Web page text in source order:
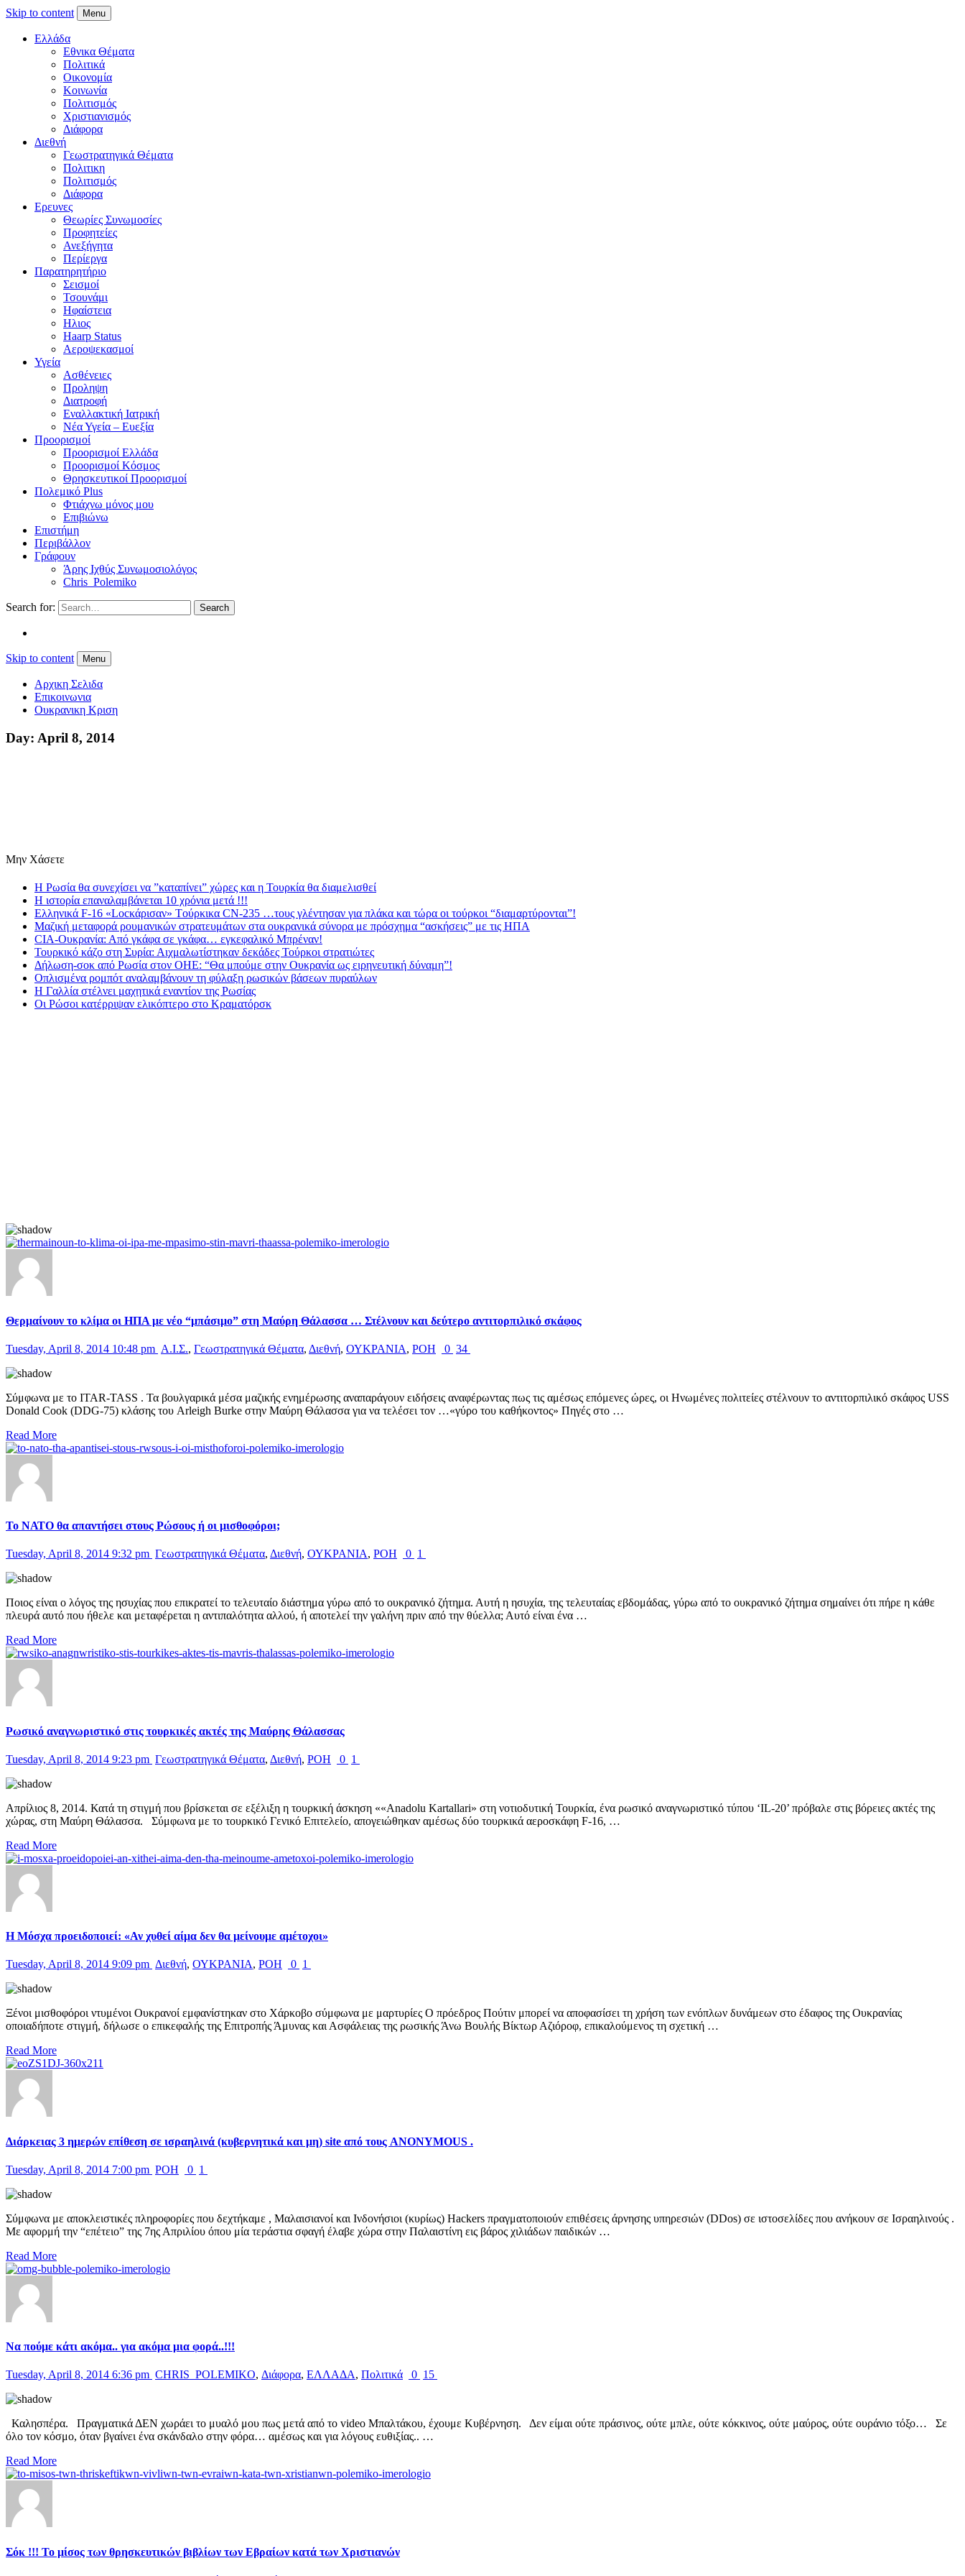
Skip to content Menu
Ελλάδα
Εθνικα Θέματα
Πολιτικά
Οικονομία
Κοινωνία
Πολιτισμός
Χριστιανισμός
Διάφορα
Διεθνή
Γεωστρατηγικά Θέματα
Πολιτικη
Πολιτισμός
Διάφορα
Ερευνες
Θεωρίες Συνωμοσίες
Προφητείες
Ανεξήγητα
Περίεργα
Παρατηρητήριο
Σεισμοί
Τσουνάμι
Ηφαίστεια
Ηλιος
Haarp Status
Αεροψεκασμοί
Υγεία
Ασθένειες
Προληψη
Διατροφή
Εναλλακτική Ιατρική
Νέα Υγεία – Ευεξία
Προορισμοί
Προορισμοί Ελλάδα
Προορισμοί Κόσμος
Θρησκευτικοί Προορισμοί
Πολεμικό Plus
Φτιάχνω μόνος μου
Επιβιώνω
Επιστήμη
Περιβάλλον
Γράφουν
Άρης Ιχθύς Συνωμοσιολόγος
Chris_Polemiko
Search for: Search
Skip to content Menu
Αρχικη Σελιδα
Επικοινωνια
Ουκρανικη Κριση
Day: April 8, 2014
Μην Χάσετε
Η Ρωσία θα συνεχίσει να ”καταπίνει” χώρες και η Τουρκία θα διαμελισθεί
Η ιστορία επαναλαμβάνεται 10 χρόνια μετά !!!
Eλληνικά F-16 «Locκάρισαν» Tούρκικα CN-235 …τους γλέντησαν για πλάκα και τώρα οι τούρκοι “διαμαρτύρονται”!
Mαζική μεταφορά ρουμανικών στρατευμάτων στα ουκρανικά σύνορα με πρόσχημα “ασκήσεις” με τις ΗΠΑ
CIA-Ουκρανία: Από γκάφα σε γκάφα… εγκεφαλικό Μπρέναν!
Τουρκικό κάζο στη Συρία: Αιχμαλωτίστηκαν δεκάδες Τούρκοι στρατιώτες
Δήλωση-σοκ από Ρωσία στον ΟΗΕ: “Θα μπούμε στην Ουκρανία ως ειρηνευτική δύναμη”!
Οπλισμένα ρομπότ αναλαμβάνουν τη φύλαξη ρωσικών βάσεων πυραύλων
Η Γαλλία στέλνει μαχητικά εναντίον της Ρωσίας
Οι Ρώσοι κατέρριψαν ελικόπτερο στο Κραματόρσκ
Θερμαίνουν το κλίμα οι ΗΠΑ με νέο “μπάσιμο” στη Μαύρη Θάλασσα … Στέλνουν και δεύτερο αντιτορπιλικό σκάφος
Tuesday, April 8, 2014 10:48 pm Α.Ι.Σ., Γεωστρατηγικά Θέματα, Διεθνή, ΟΥΚΡΑΝΙΑ, ΡΟΗ 0 34
Σύμφωνα με το ITAR-TASS . Τα βουλγαρικά μέσα μαζικής ενημέρωσης αναπαράγουν ειδήσεις αναφέρωντας πως τις αμέσως επόμενες ώρες, οι Ηνωμένες πολιτείες στέλνουν το αντιτορπιλικό σκάφος USS
Donald Cook (DDG-75) κλάσης του Arleigh Burke στην Μαύρη Θάλασσα για να τελέσει τον …«γύρο του καθήκοντος» Πηγές στο …
Read More
Το ΝΑΤΟ θα απαντήσει στους Ρώσους ή οι μισθοφόροι;
Tuesday, April 8, 2014 9:32 pm Γεωστρατηγικά Θέματα, Διεθνή, ΟΥΚΡΑΝΙΑ, ΡΟΗ 0 1
Ποιος είναι ο λόγος της ησυχίας που επικρατεί το τελευταίο διάστημα γύρω από το ουκρανικό ζήτημα. Αυτή η ησυχία, της τελευταίας εβδομάδας, γύρω από το ουκρανικό ζήτημα σημαίνει ότι πήρε η κάθε
πλευρά αυτό που ήθελε και μεταφέρεται η αντιπαλότητα αλλού, ή αποτελεί την γαλήνη πριν από την θύελλα; Αυτό είναι ένα …
Read More
Ρωσικό αναγνωριστικό στις τουρκικές ακτές της Μαύρης Θάλασσας
Tuesday, April 8, 2014 9:23 pm Γεωστρατηγικά Θέματα, Διεθνή, ΡΟΗ 0 1
Απρίλιος 8, 2014. Κατά τη στιγμή που βρίσκεται σε εξέλιξη η τουρκική άσκηση ««Anadolu Kartallari» στη νοτιοδυτική Τουρκία, ένα ρωσικό αναγνωριστικό τύπου ‘IL-20’ πρόβαλε στις βόρειες ακτές της
χώρας, στη Μαύρη Θάλασσα. Σύμφωνα με το τουρκικό Γενικό Επιτελείο, απογειώθηκαν αμέσως δύο τουρκικά αεροσκάφη F-16, …
Read More
Η Μόσχα προειδοποιεί: «Αν χυθεί αίμα δεν θα μείνουμε αμέτοχοι»
Tuesday, April 8, 2014 9:09 pm Διεθνή, ΟΥΚΡΑΝΙΑ, ΡΟΗ 0 1
Ξένοι μισθοφόροι ντυμένοι Ουκρανοί εμφανίστηκαν στο Χάρκοβο σύμφωνα με μαρτυρίες Ο πρόεδρος Πούτιν μπορεί να αποφασίσει τη χρήση των ενόπλων δυνάμεων στο έδαφος της Ουκρανίας
οποιαδήποτε στιγμή, δήλωσε ο επικεφαλής της Επιτροπής Άμυνας και Ασφάλειας της ρωσικής Άνω Βουλής Βίκτωρ Αζιόροφ, επικαλούμενος τη σχετική …
Read More
Διάρκειας 3 ημερών επίθεση σε ισραηλινά (κυβερνητικά και μη) site από τους ANONYMOUS .
Tuesday, April 8, 2014 7:00 pm ΡΟΗ 0 1
Σύμφωνα με αποκλειστικές πληροφορίες που δεχτήκαμε , Μαλαισιανοί και Ινδονήσιοι (κυρίως) Hackers πραγματοποιούν επιθέσεις άρνησης υπηρεσιών (DDos) σε ιστοσελίδες που ανήκουν σε Ισραηλινούς .
Με αφορμή την “επέτειο” της 7ης Απριλίου όπου μία τεράστια σφαγή έλαβε χώρα στην Παλαιστίνη εις βάρος χιλιάδων παιδικών …
Read More
Να πούμε κάτι ακόμα.. για ακόμα μια φορά..!!!
Tuesday, April 8, 2014 6:36 pm CHRIS_POLEMIKO, Διάφορα, ΕΛΛΑΔΑ, Πολιτικά 0 15
Καλησπέρα. Πραγματικά ΔΕΝ χωράει το μυαλό μου πως μετά από το video Μπαλτάκου, έχουμε Κυβέρνηση. Δεν είμαι ούτε πράσινος, ούτε μπλε, ούτε κόκκινος, ούτε μαύρος, ούτε ουράνιο τόξο… Σε
όλο τον κόσμο, όταν βγαίνει ένα σκάνδαλο στην φόρα… αμέσως και για λόγους ευθιξίας.. …
Read More
Σόκ !!! Το μίσος των θρησκευτικών βιβλίων των Εβραίων κατά των Χριστιανών